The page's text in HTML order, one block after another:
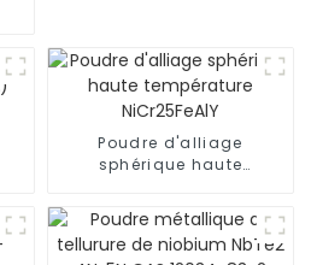
Poudre d'alliage
sphérique haute